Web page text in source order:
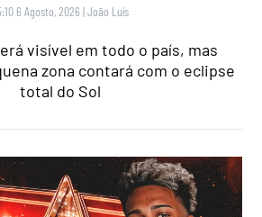
6 Agosto, 2026 |João Luís
visível em todo o país, mas
zona contará com o eclipse
total do Sol